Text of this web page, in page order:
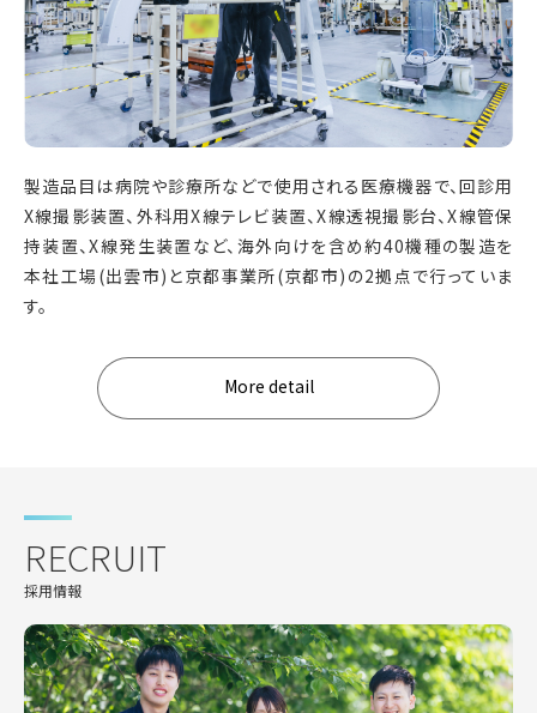
製造品目は病院や診療所などで使用される医療機器で、回診用
X線撮影装置、外科用X線テレビ装置、X線透視撮影台、X線管保
持装置、X線発生装置など、海外向けを含め約40機種の製造を
本社工場(出雲市)と京都事業所(京都市)の2拠点で行っていま
す。
More detail
RECRUIT
採用情報